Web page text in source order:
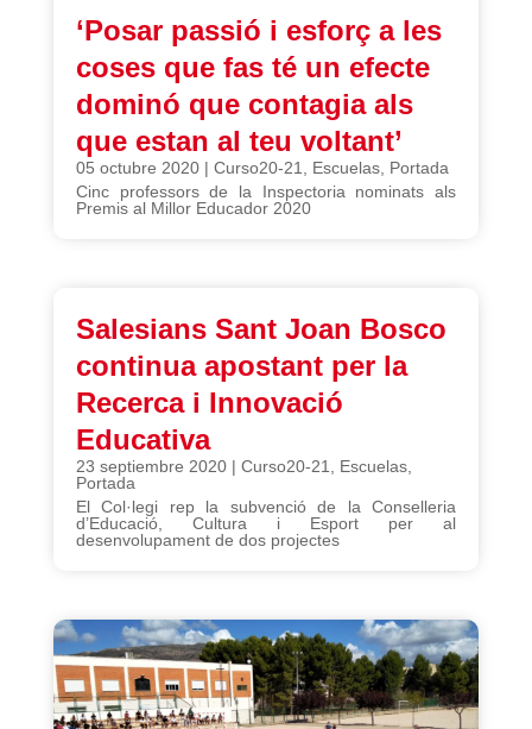
‘Posar passió i esforç a les
coses que fas té un efecte
dominó que contagia als
que estan al teu voltant’
05 octubre 2020| Curso20-21 Escuelas, Portada
Cinc professors de la Inspectoria nominats als
Premis al Millor Educador 2020
Salesians Sant Joan Bosco
continua apostant per la
Recerca i Innovació
Educativa
23 septiembre 2020| Curso20-21 Escuelas,
Portada
El Col·legi rep la subvenció de la Conselleria
d’Educació, Cultura i Esport per al
desenvolupament de dos projectes